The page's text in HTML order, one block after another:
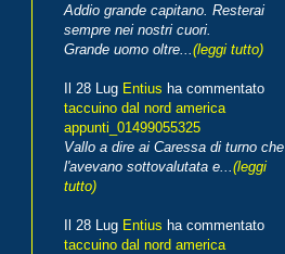
Addio grande capitano. Resterai
sempre nei nostri cuori.
Grande uomo oltre... (leggi tutto)
Il 28 Lug Entius ha commentato
taccuino dal nord america
appunti_01499055325
Vallo a dire ai Caressa di turno che
l'avevano sottovalutata e... (leggi
tutto)
Il 28 Lug Entius ha commentato
taccuino dal nord america